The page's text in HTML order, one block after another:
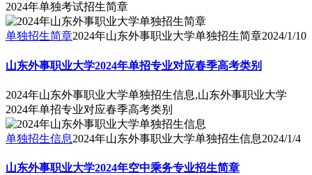
2024年单独考试招生简章
单独招生简章2024年山东外事职业大学单独招生简章2024/1/10
山东外事职业大学2024年单招专业对应春季高考类别
2024年山东外事职业大学单独招生信息,山东外事职业大学
2024年单招专业对应春季高考类别
单独招生信息2024年山东外事职业大学单独招生信息2024/1/4
山东外事职业大学2024年空中乘务专业招生简章